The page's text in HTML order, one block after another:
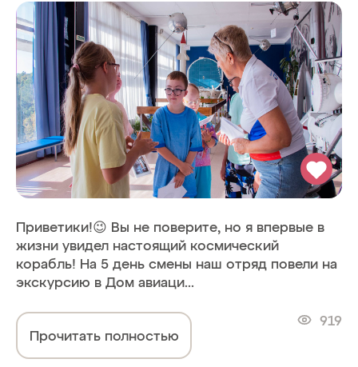
Приветики!😉 Вы не поверите, но я впервые в
жизни увидел настоящий космический
корабль! На 5 день смены наш отряд повели на
экскурсию в Дом авиаци...
Прочитать полностью
919